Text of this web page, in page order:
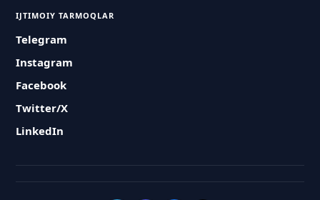
IJTIMOIY TARMOQLAR
Telegram
Instagram
Facebook
Twitter/X
LinkedIn